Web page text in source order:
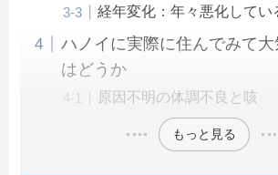
経年変化：年々悪化してい
ハノイに実際に住んでみて
はどうか
原因不明の体調不良と咳
もっと見る